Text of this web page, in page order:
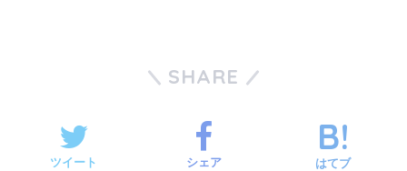
SHARE
ツイート シェア はてブ